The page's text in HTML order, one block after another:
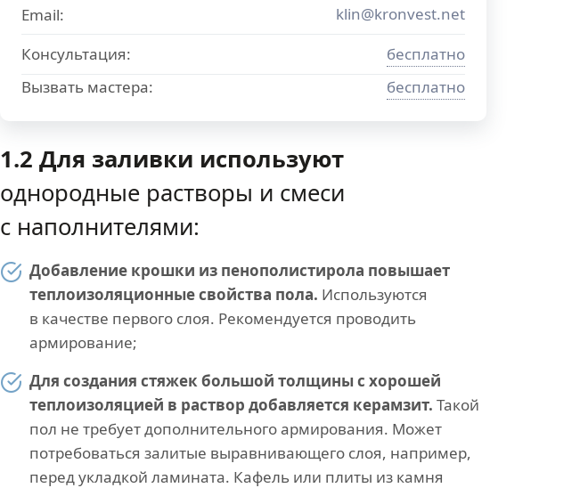
Email:
klin@kronvest.net
Консультация:
бесплатно
Вызвать мастера:
бесплатно
1.2 Для заливки используют
однородные растворы и смеси
с наполнителями:
Добавление крошки из пенополистирола повышает
теплоизоляционные свойства пола. Используются
в качестве первого слоя. Рекомендуется проводить
армирование;
Для создания стяжек большой толщины с хорошей
теплоизоляцией в раствор добавляется керамзит. Такой
пол не требует дополнительного армирования. Может
потребоваться залитые выравнивающего слоя, например,
перед укладкой ламината. Кафель или плиты из камня